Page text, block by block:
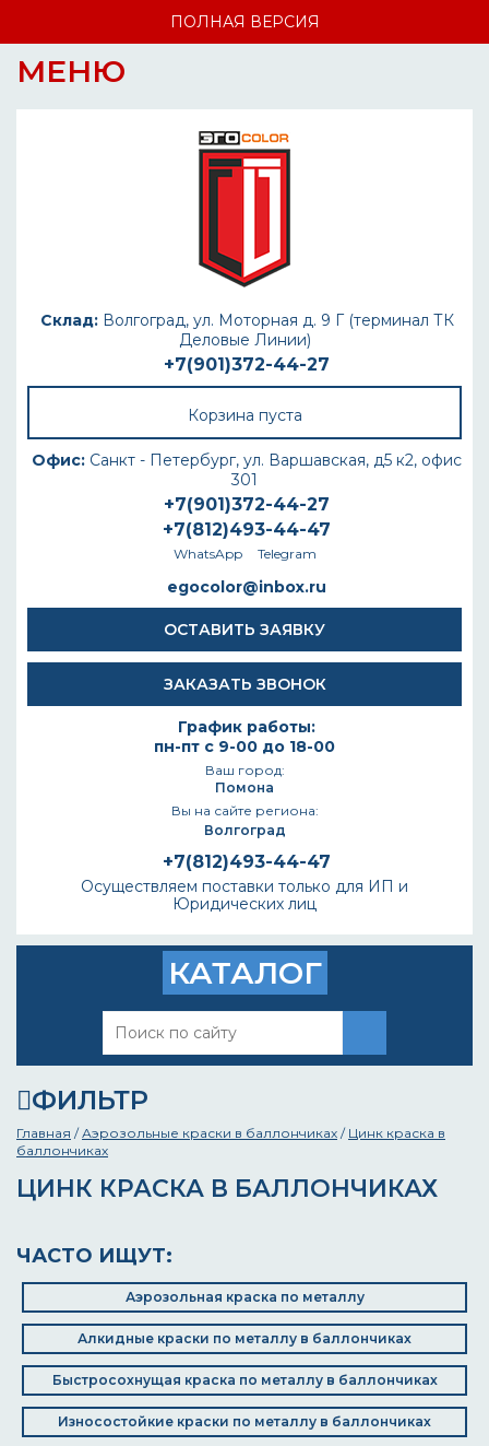
ПОЛНАЯ ВЕРСИЯ
МЕНЮ
Склад:Волгоград, ул. Моторная д. 9 Г (терминал ТК
Деловые Линии)
+7(901)372-44-27
Корзина пуста
Офис: Санкт - Петербург, ул. Варшавская, д5 к2, офис
301
+7(901)372-44-27
+7(812)493-44-47
WhatsApp Telegram
egocolor@inbox.ru
ОСТАВИТЬ ЗАЯВКУ
ЗАКАЗАТЬ ЗВОНОК
График работы:
пн-пт с 9-00 до 18-00
Ваш город:
Помона
Вы на сайте региона:
Волгоград
+7(812)493-44-47
Осуществляем поставки только для ИП и
Юридических лиц
КАТАЛОГ
ФИЛЬТР
Главная /Аэрозольные краски в баллончиках / Цинк краска в
баллончиках
ЦИНК КРАСКА В БАЛЛОНЧИКАХ
ЧАСТО ИЩУТ:
Аэрозольная краска по металлу
Алкидные краски по металлу в баллончиках
Быстросохнущая краска по металлу в баллончиках
Износостойкие краски по металлу в баллончиках